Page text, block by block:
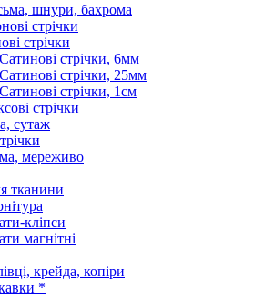
шнури, бахрома
стрічки
стрічки
Сатинові стрічки, 6мм
Сатинові стрічки, 25мм
Сатинові стрічки, 1см
стрічки
сутаж
мереживо
тканини
кліпси
магнітні
крейда, копіри
*